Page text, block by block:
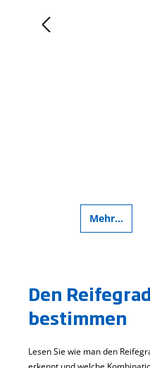
Mehr...
Den
bestimmen
Lesen Sie wie man den